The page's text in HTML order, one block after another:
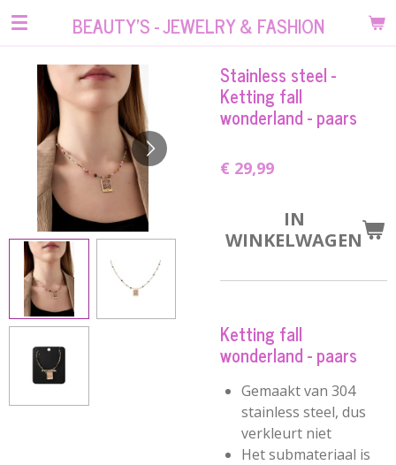
Ga
hoofdinhoud
BEAUTY'S - JEWELRY & FASHION
Stainless steel -
Ketting fall
wonderland - paars
€ 29,99
IN
WINKELWAGEN
Ketting fall
wonderland - paars
Gemaakt van 304
stainless steel, dus
verkleurt niet
Het submateriaal is